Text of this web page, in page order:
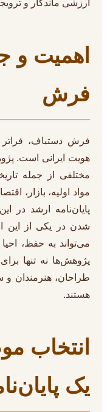
ارزشی ماندگار و
اهمیت و
فرش
فرش دستباف، فراتر
هویت ایرانی است.
مختلفی از جمله
مواد اولیه، بازار،
پایان‌نامه ارشد در
شدن در یکی از این
می‌تواند به حفظ،
پژوهش‌ها نه تنها
طراحان، هنرمندان و
هستند.
انتخاب
یک